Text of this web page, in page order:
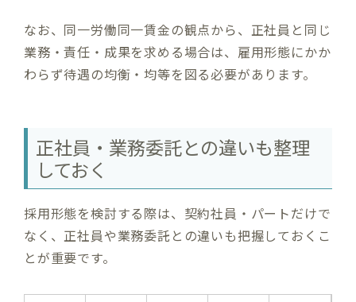
なお、同一労働同一賃金の観点から、正社員と同じ
業務・責任・成果を求める場合は、雇用形態にかか
わらず待遇の均衡・均等を図る必要があります。
正社員・業務委託との違いも整理
しておく
採用形態を検討する際は、契約社員・パートだけで
なく、正社員や業務委託との違いも把握しておくこ
とが重要です。